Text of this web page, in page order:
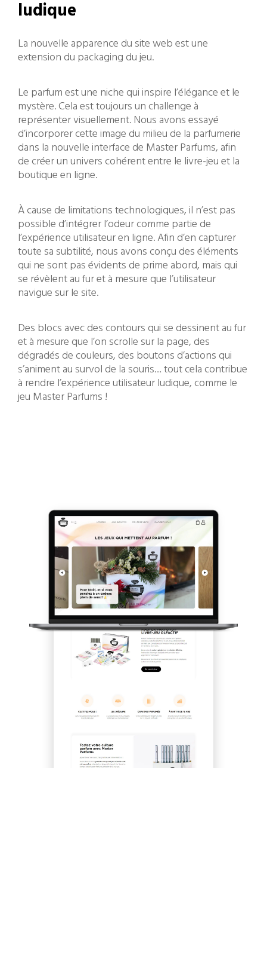
ludique
La nouvelle apparence du site web est une
extension du packaging du jeu.
Le parfum est une niche qui inspire l’élégance et le
mystère. Cela est toujours un challenge à
représenter visuellement. Nous avons essayé
d’incorporer cette image du milieu de la parfumerie
dans la nouvelle interface de Master Parfums, afin
de créer un univers cohérent entre le livre-jeu et la
boutique en ligne.
À cause de limitations technologiques, il n’est pas
possible d’intégrer l’odeur comme partie de
l’expérience utilisateur en ligne. Afin d’en capturer
toute sa subtilité, nous avons conçu des éléments
qui ne sont pas évidents de prime abord, mais qui
se révèlent au fur et à mesure que l’utilisateur
navigue sur le site.
Des blocs avec des contours qui se dessinent au fur
et à mesure que l’on scrolle sur la page, des
dégradés de couleurs, des boutons d’actions qui
s’animent au survol de la souris… tout cela contribue
à rendre l’expérience utilisateur ludique, comme le
jeu Master Parfums !